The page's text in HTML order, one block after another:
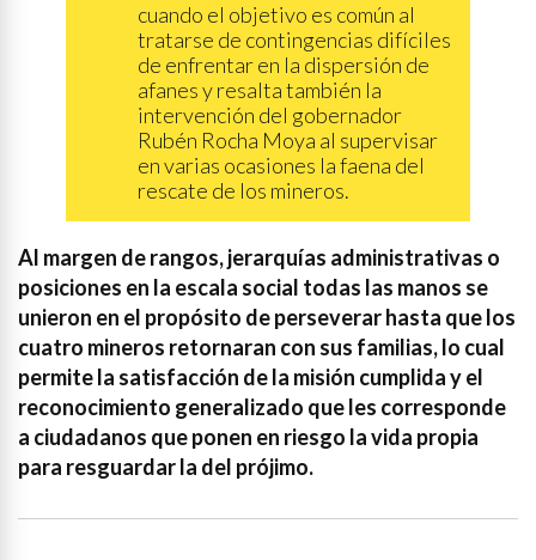
cuando el objetivo es común al
tratarse de contingencias difíciles
de enfrentar en la dispersión de
afanes y resalta también la
intervención del gobernador
Rubén Rocha Moya al supervisar
en varias ocasiones la faena del
rescate de los mineros.
Al margen de rangos, jerarquías administrativas o
posiciones en la escala social todas las manos se
unieron en el propósito de perseverar hasta que los
cuatro mineros retornaran con sus familias, lo cual
permite la satisfacción de la misión cumplida y el
reconocimiento generalizado que les corresponde
a ciudadanos que ponen en riesgo la vida propia
para resguardar la del prójimo.